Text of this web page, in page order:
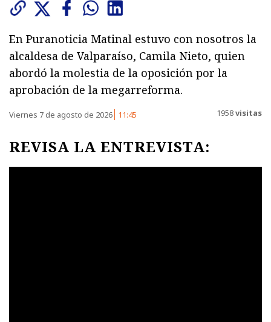
En Puranoticia Matinal estuvo con nosotros la
alcaldesa de Valparaíso, Camila Nieto, quien
abordó la molestia de la oposición por la
aprobación de la megarreforma.
Viernes 7 de agosto de 2026 11:45 1958visitas
REVISA LA ENTREVISTA: